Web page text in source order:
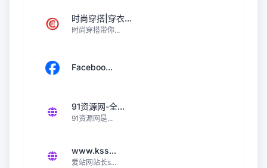
时尚穿搭|穿衣...
时尚穿搭带你...
Faceboo...
91资源网-全...
91资源网是...
www.kss...
爱站网站长s...